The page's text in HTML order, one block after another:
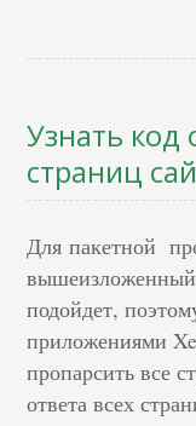
Узнать код
страниц
Дляпакетной
подойдет,
приложениями
пропарсить все
ответа всех